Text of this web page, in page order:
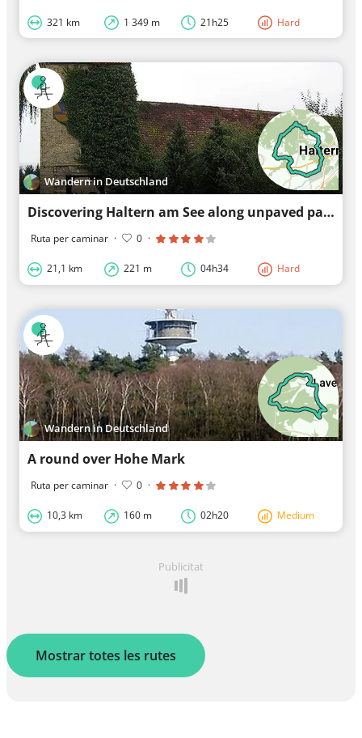
321 km 1 349 m 21h25 Hard
Wandern in Deutschland
Discovering Haltern am See along unpaved paths
Ruta per caminar · 0 ·
21,1 km 221 m 04h34 Hard
Wandern in Deutschland
A round over Hohe Mark
Ruta per caminar · 0 ·
10,3 km 160 m 02h20 Medium
Publicitat
Mostrar totes les rutes